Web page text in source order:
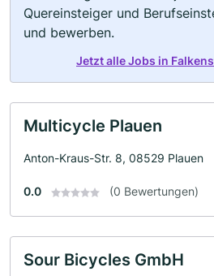
Quereinsteiger und
und bewerben.
Jetzt alle Jobs in
Multicycle Plauen
Anton-Kraus-Str. 8, 08529 Plauen
0.0 (0 Bewertungen)
Sour Bicycles GmbH